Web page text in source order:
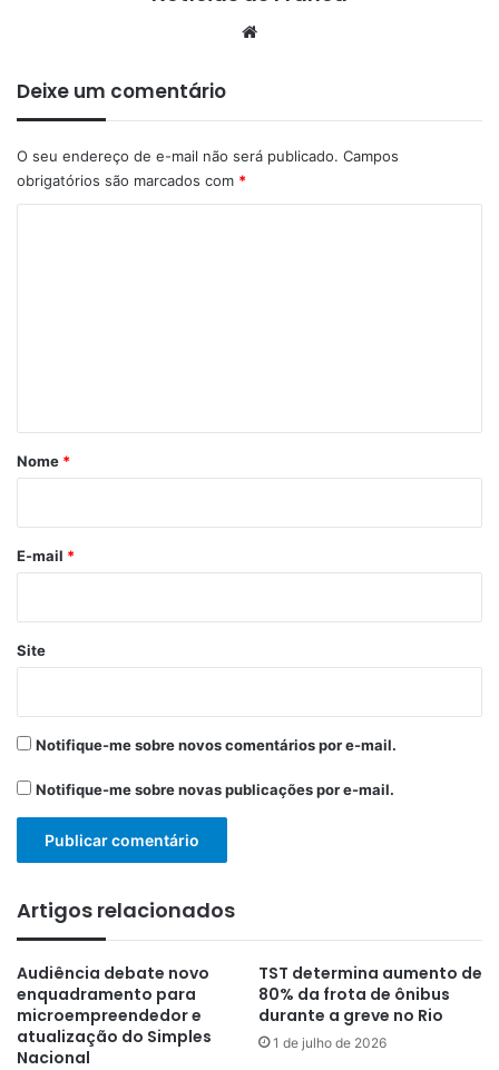
Deixe um comentário
O seu endereço de e-mail não será publicado. Campos
obrigatórios são marcados com *
r
*
Nome *
E-mail *
Site
Notifique-me sobre novos comentários por e-mail.
Notifique-me sobre novas publicações por e-mail.
Artigos relacionados
Audiência debate novo
enquadramento para
microempreendedor e
atualização do Simples
Nacional
TST determina aumento de
80% da frota de ônibus
durante a greve no Rio
1 de julho de 2026